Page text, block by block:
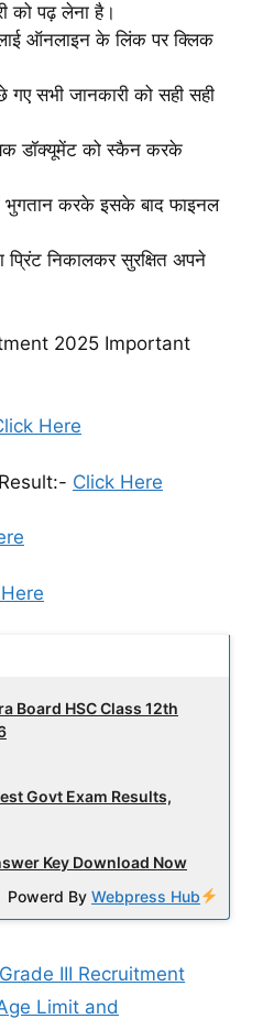
को पढ़ लेना है।
ऑनलाइन के लिंक पर क्लिक
सभी जानकारी को सही सही
डॉक्यूमेंट को स्कैन करके
करके इसके बाद फाइनल
निकालकर सुरक्षित अपने
2025 Important
Here
Click Here
Board HSC Class 12th
Govt Exam Results,
Key Download Now
Powerd ByWebpress Hub
III Recruitment
Limit and